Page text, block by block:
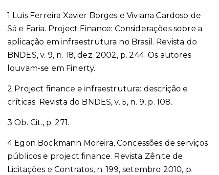
1 Luis Ferreira Xavier Borges e Viviana Cardoso de
Sá e Faria. Project Finance: Considerações sobre a
aplicação em infraestrutura no Brasil. Revista do
BNDES, v. 9, n. 18, dez. 2002, p. 244. Os autores
louvam-se em Finerty.
2 Project finance e infraestrutura: descrição e
críticas. Revista do BNDES, v. 5, n. 9, p. 108.
3 Ob. Cit., p. 271.
4 Egon Bockmann Moreira, Concessões de serviços
públicos e project finance. Revista Zênite de
Licitações e Contratos, n. 199, setembro 2010, p.